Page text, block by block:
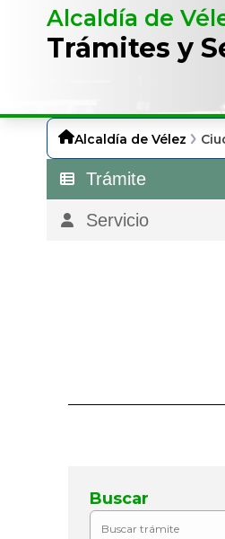
Alcaldía de
Trámites y
Alcaldía de Vélez
Trámite
Servicio
Buscar